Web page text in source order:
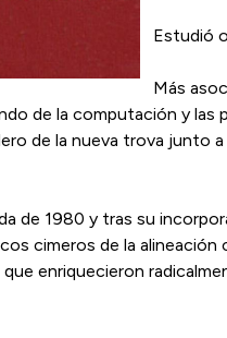
Estudió
Más
de la computación y las
de la nueva trova junto
de 1980 y tras su
cimeros de la
en­ri­que­cie­ron